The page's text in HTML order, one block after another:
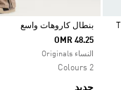
Selected
بنطال كاروهات واسع
OMR 48.25
النساء Originals
2 Colours
جديد